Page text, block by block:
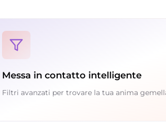
Messa in contatto intelligente
Filtri avanzati per trovare la tua anima